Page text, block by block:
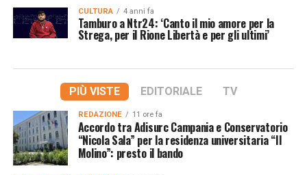
CULTURA 4 anni fa
Tamburo a Ntr24: ‘Canto il mio amore per la
Strega, per il Rione Libertà e per gli ultimi’
PIÙ VISTE EDITORIALE TV
REDAZIONE 11 ore fa
Accordo tra Adisurc Campania e Conservatorio
“Nicola Sala” per la residenza universitaria “Il
Molino”: presto il bando